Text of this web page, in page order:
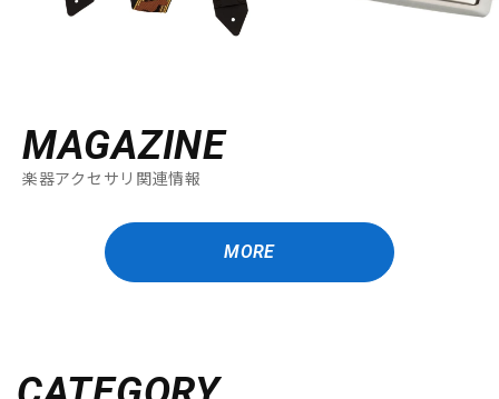
MAGAZINE
楽器アクセサリ関連情報
MORE